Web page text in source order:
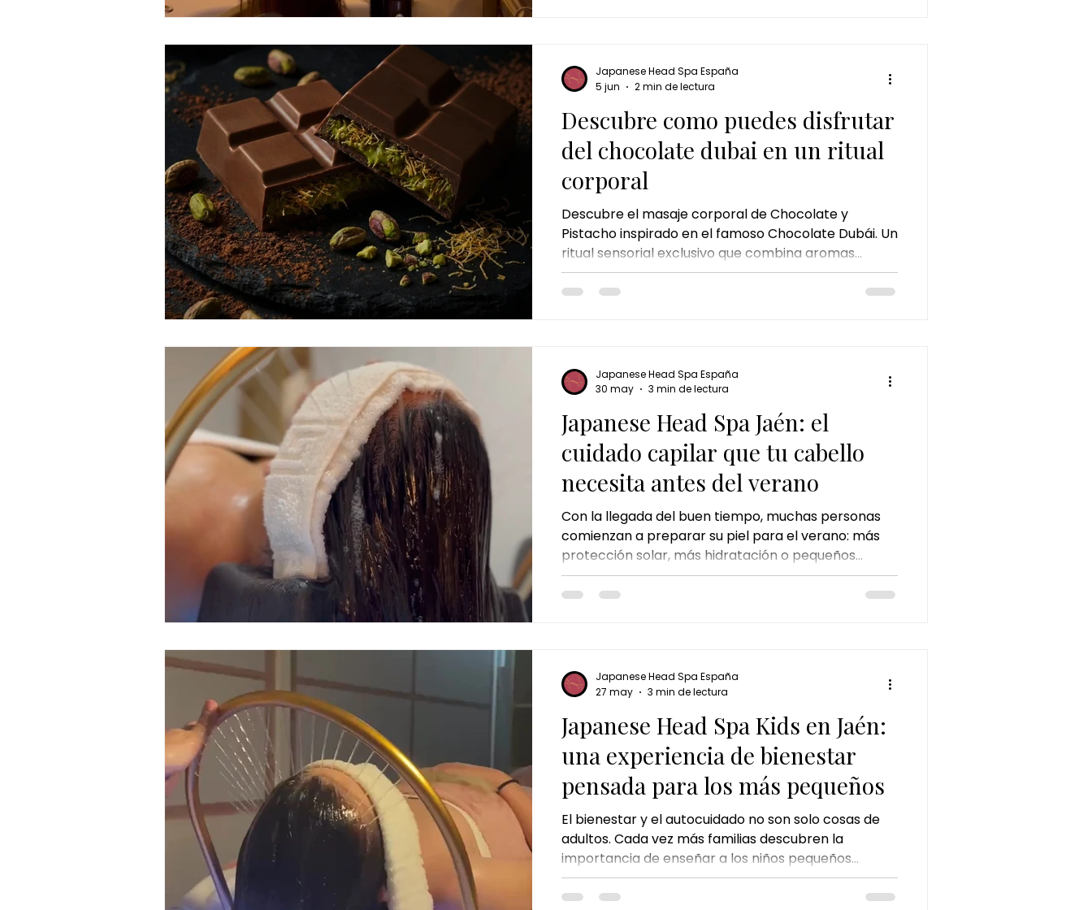
mente y revitalizar el cuerpo desde la primera
sesión.
Descubre como puedes disfrutar
del chocolate dubai en un ritual
corporal
Descubre el masaje corporal de Chocolate y
Pistacho inspirado en el famoso Chocolate Dubái. Un
ritual sensorial exclusivo que combina aromas
irresistibles, relajación profunda e hidratación para
una experiencia de bienestar única.
Japanese Head Spa España
5 jun
2 min de lectura
Japanese Head Spa Jaén: el
cuidado capilar que tu cabello
necesita antes del verano
Con la llegada del buen tiempo, muchas personas
comienzan a preparar su piel para el verano: más
protección solar, más hidratación o pequeños
cambios en la rutina de cuidado personal. Sin
embargo, hay algo que a menudo pasa
capilares pueden alterar el equilibrio natural del
cuero cabelludo y del cabello. Por eso, cada vez más
Japanese Head Spa España
30 may
3 min de lectura
Japanese Head Spa Kids en Jaén:
una experiencia de bienestar
pensada para los más pequeños
El bienestar y el autocuidado no son solo cosas de
adultos. Cada vez más familias descubren la
importancia de enseñar a los niños pequeños
momentos de calma y cuidado personal desde
edades tempranas. El tratamiento Japanese Head
Japanese Head Spa España
27 may
3 min de lectura